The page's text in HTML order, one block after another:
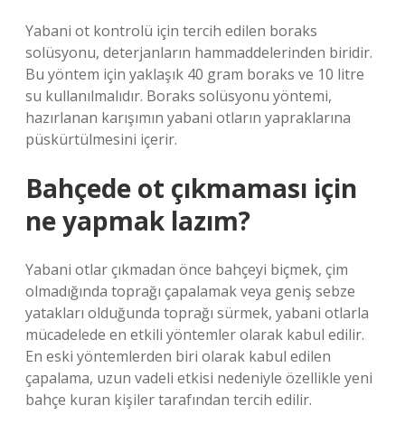
Yabani ot kontrolü için tercih edilen boraks
solüsyonu, deterjanların hammaddelerinden biridir.
Bu yöntem için yaklaşık 40 gram boraks ve 10 litre
su kullanılmalıdır. Boraks solüsyonu yöntemi,
hazırlanan karışımın yabani otların yapraklarına
püskürtülmesini içerir.
Bahçede ot çıkmaması için
ne yapmak lazım?
Yabani otlar çıkmadan önce bahçeyi biçmek, çim
olmadığında toprağı çapalamak veya geniş sebze
yatakları olduğunda toprağı sürmek, yabani otlarla
mücadelede en etkili yöntemler olarak kabul edilir.
En eski yöntemlerden biri olarak kabul edilen
çapalama, uzun vadeli etkisi nedeniyle özellikle yeni
bahçe kuran kişiler tarafından tercih edilir.